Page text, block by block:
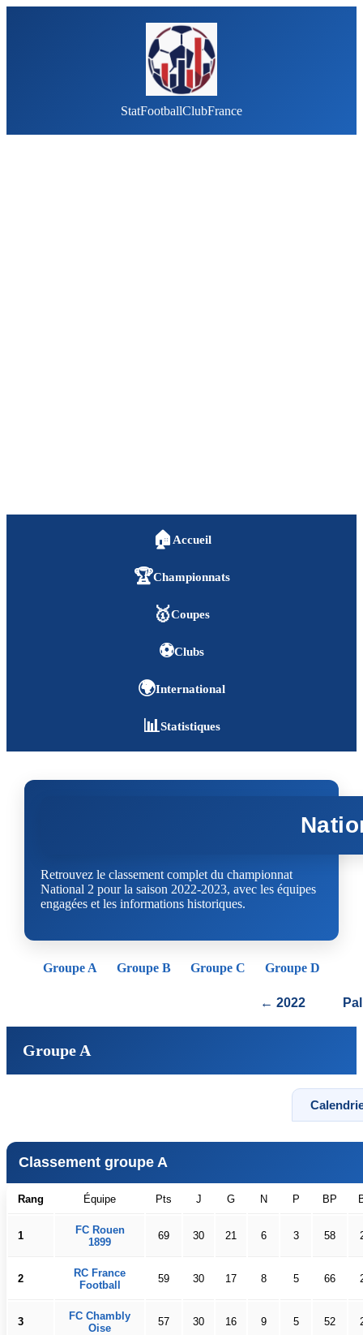
StatFootballClubFrance
🏠 Accueil
🏆Championnats
🥇Coupes
⚽Clubs
🌍International
📊Statistiques
Retrouvez le classement complet du championnat
National 2 pour la saison 2022-2023, avec les équipes
engagées et les informations historiques.
Groupe A Groupe B Groupe C Groupe D
← 2022
Groupe A
Classement groupe A
Rang Équipe Pts J G N P BP
1
FC Rouen
1899
69 30 21 6 3 58
2
RC France
Football
59 30 17 8 5 66
3
FC Chambly
Oise
57 30 16 9 5 52